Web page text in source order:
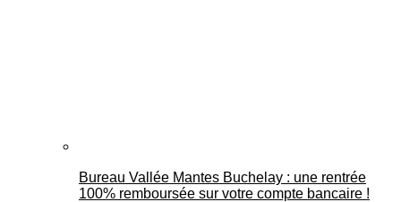
Bureau Vallée Mantes Buchelay : une rentrée
100% remboursée sur votre compte bancaire !